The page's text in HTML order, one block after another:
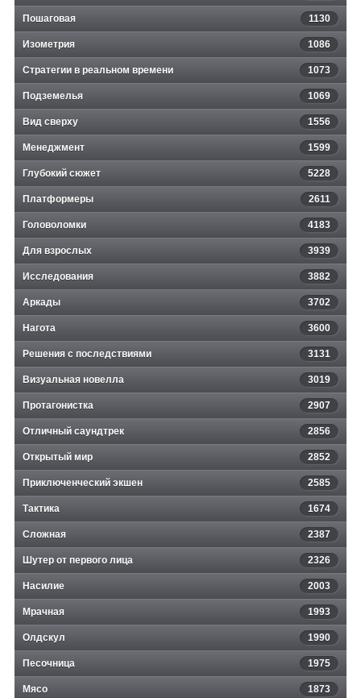
Пошаговая 1130
Изометрия 1086
Стратегии в реальном времени 1073
Подземелья 1069
Вид сверху 1556
Менеджмент 1599
Глубокий сюжет 5228
Платформеры 2611
Головоломки 4183
Для взрослых 3939
Исследования 3882
Аркады 3702
Нагота 3600
Решения с последствиями 3131
Визуальная новелла 3019
Протагонистка 2907
Отличный саундтрек 2856
Открытый мир 2852
Приключенческий экшен 2585
Тактика 1674
Сложная 2387
Шутер от первого лица 2326
Насилие 2003
Мрачная 1993
Олдскул 1990
Песочница 1975
Мясо 1873